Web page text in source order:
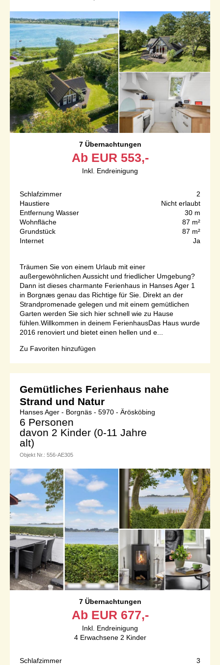
7 Übernachtungen
Ab EUR 553,-
Inkl. Endreinigung
Schlafzimmer
2
Haustiere
Nicht erlaubt
Entfernung Wasser
30 m
Wohnfläche
87 m²
Grundstück
87 m²
Internet
Ja
Träumen Sie von einem Urlaub mit einer
außergewöhnlichen Aussicht und friedlicher Umgebung?
Dann ist dieses charmante Ferienhaus in Hanses Ager 1
in Borgnæs genau das Richtige für Sie. Direkt an der
Strandpromenade gelegen und mit einem gemütlichen
Garten werden Sie sich hier schnell wie zu Hause
fühlen.Willkommen in deinem FerienhausDas Haus wurde
2016 renoviert und bietet einen hellen und e...
Zu Favoriten hinzufügen
Gemütliches Ferienhaus nahe
Strand und Natur
Hanses Ager - Borgnäs - 5970 - Ärösköbing
6 Personen
davon 2 Kinder (0-11 Jahre
alt)
Objekt Nr.: 556-AE305
7 Übernachtungen
Ab EUR 677,-
Inkl. Endreinigung
4 Erwachsene 2 Kinder
Schlafzimmer
3